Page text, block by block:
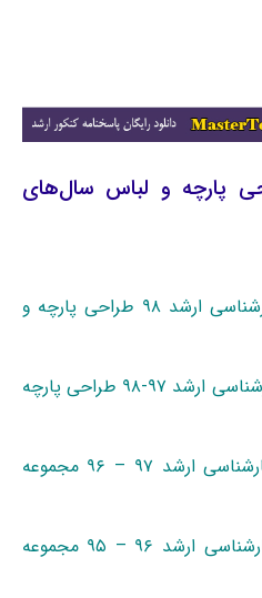
پارچه و لباس سال‌های
دانلود سوالات کنکور کارشناسی ارشد ۹۸ طراحی پارچه و
دانلود سوالات آزمون کارشناسی ارشد ۹۷-۹۸ طراحی پارچه
دانلود سوالات آزمون کارشناسی ارشد ۹۷ – ۹۶ مجموعه
دانلود سوالات آزمون کارشناسی ارشد ۹۶ – ۹۵ مجموعه